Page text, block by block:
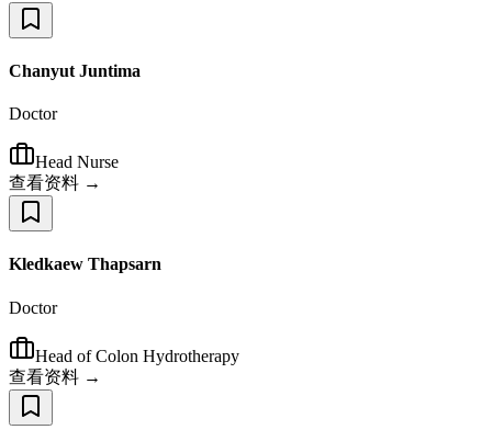
Chanyut Juntima
Doctor
Head Nurse
查看资料 →
Kledkaew Thapsarn
Doctor
Head of Colon Hydrotherapy
查看资料 →